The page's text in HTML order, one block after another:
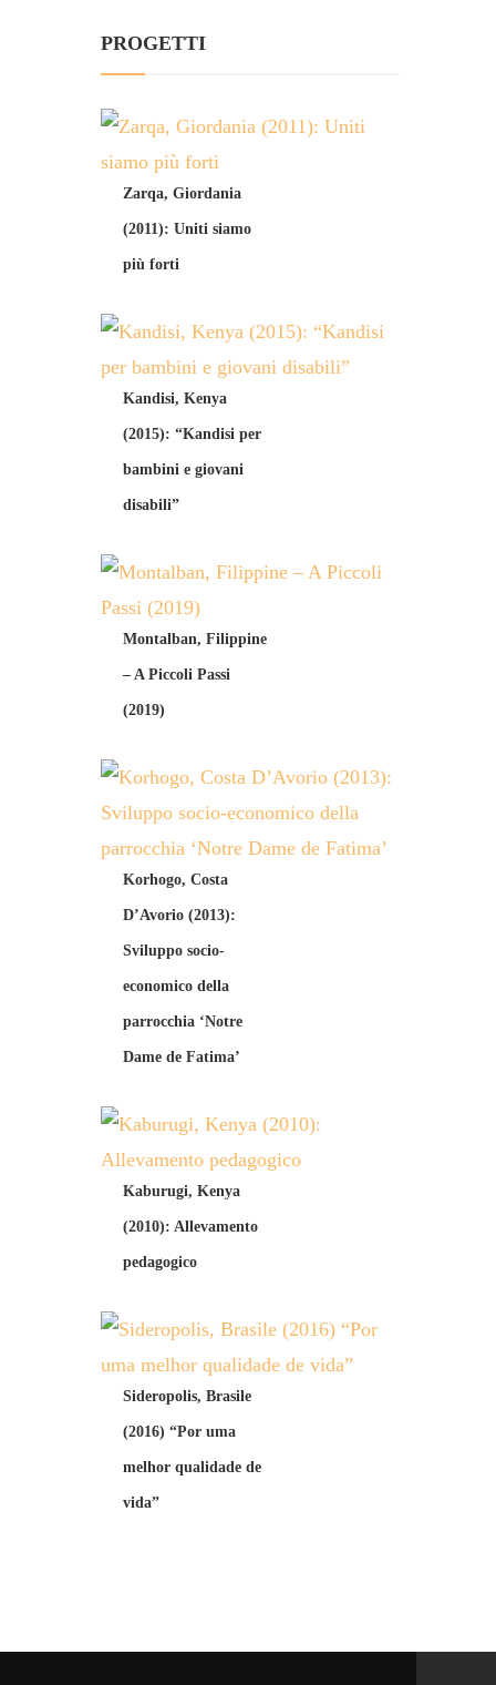
PROGETTI
Zarqa, Giordania
(2011): Uniti siamo
più forti
Kandisi, Kenya
(2015): “Kandisi per
bambini e giovani
disabili”
Montalban, Filippine
– A Piccoli Passi
(2019)
Korhogo, Costa
D’Avorio (2013):
Sviluppo socio-
economico della
parrocchia ‘Notre
Dame de Fatima’
Kaburugi, Kenya
(2010): Allevamento
pedagogico
Sideropolis, Brasile
(2016) “Por uma
melhor qualidade de
vida”